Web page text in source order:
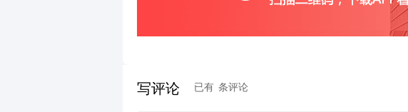
写评论 已有 条评论